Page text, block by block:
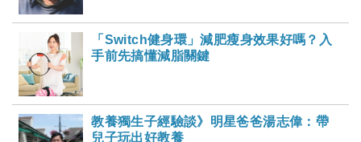
「Switch健身環」減肥瘦身效果好嗎？入
手前先搞懂減脂關鍵
教養獨生子經驗談》明星爸爸湯志偉：帶
兒子玩出好教養